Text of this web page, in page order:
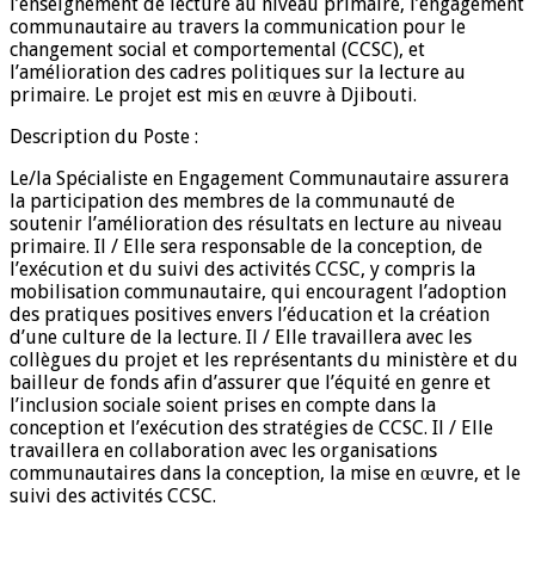
communautaire au travers la communication pour le
changement social et comportemental (CCSC), et
l’amélioration des cadres politiques sur la lecture au
primaire. Le projet est mis en œuvre à Djibouti.
Description du Poste :
Le/la Spécialiste en Engagement Communautaire assurera
la participation des membres de la communauté de
soutenir l’amélioration des résultats en lecture au niveau
primaire. Il / Elle sera responsable de la conception, de
l’exécution et du suivi des activités CCSC, y compris la
mobilisation communautaire, qui encouragent l’adoption
des pratiques positives envers l’éducation et la création
d’une culture de la lecture. Il / Elle travaillera avec les
collègues du projet et les représentants du ministère et du
bailleur de fonds afin d’assurer que l’équité en genre et
l’inclusion sociale soient prises en compte dans la
conception et l’exécution des stratégies de CCSC. Il / Elle
travaillera en collaboration avec les organisations
communautaires dans la conception, la mise en œuvre, et le
suivi des activités CCSC.